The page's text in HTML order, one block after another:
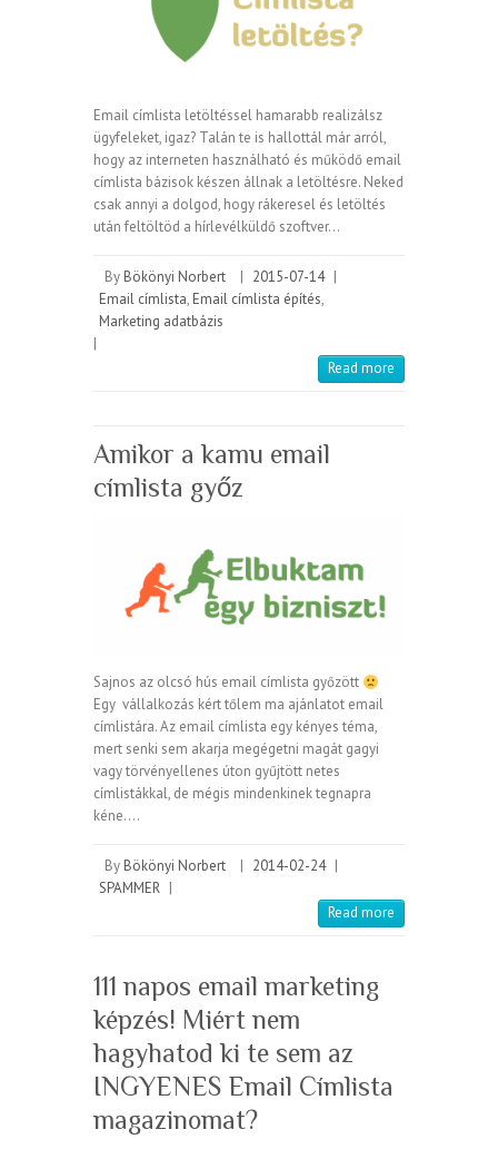
Email címlista letöltéssel hamarabb realizálsz
ügyfeleket, igaz? Talán te is hallottál már arról,
hogy az interneten használható és működő email
címlista bázisok készen állnak a letöltésre. Neked
csak annyi a dolgod, hogy rákeresel és letöltés
után feltöltöd a hírlevélküldő szoftver…
By Bökönyi Norbert | 2015-07-14 |
Email címlista, Email címlista építés,
Marketing adatbázis
|
Read more
Amikor a kamu email
címlista győz
Sajnos az olcsó hús email címlista győzött
Egy vállalkozás kért tőlem ma ajánlatot email
címlistára. Az email címlista egy kényes téma,
mert senki sem akarja megégetni magát gagyi
vagy törvényellenes úton gyűjtött netes
címlistákkal, de mégis mindenkinek tegnapra
kéne.…
By Bökönyi Norbert | 2014-02-24 |
SPAMMER |
Read more
111 napos email marketing
képzés! Miért nem
hagyhatod ki te sem az
INGYENES Email Címlista
magazinomat?